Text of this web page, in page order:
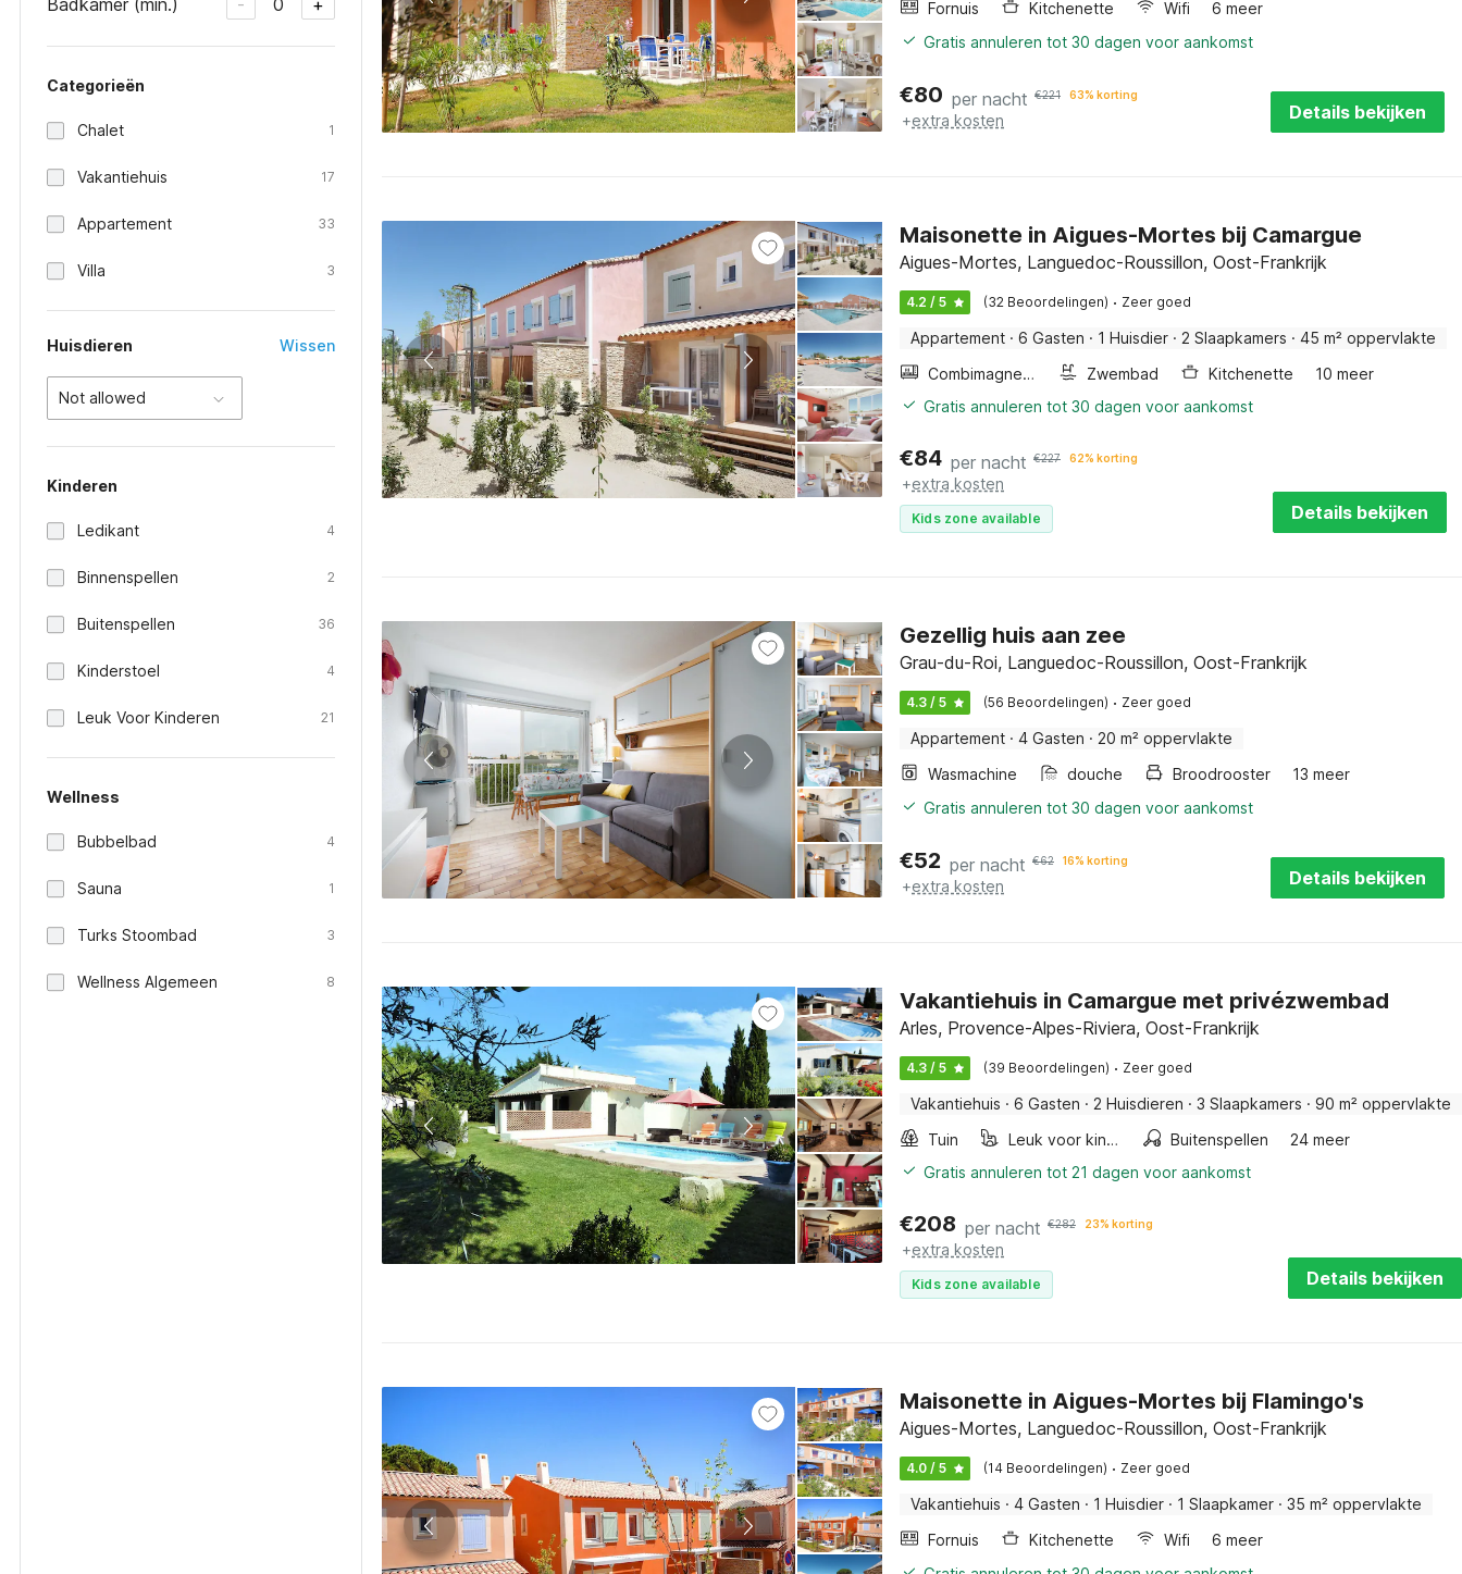
- +
Categorieën
Chalet 1
Vakantiehuis 17
Appartement 33
Villa 3
Huisdieren Wissen
Not allowed
Kinderen
Ledikant 4
Binnenspellen 2
Buitenspellen 36
Kinderstoel 4
Leuk Voor Kinderen 21
Wellness
Bubbelbad 4
Sauna 1
Turks Stoombad 3
Wellness Algemeen 8
Fornuis
Kitchenette Wifi
6 meer
Gratis annuleren tot 30 dagen voor aankomst
€80 per nacht €221 63% korting
+extra kosten Details bekijken
Maisonette in Aigues-Mortes bij Camargue
Aigues-Mortes, Languedoc-Roussillon, Oost-Frankrijk
4.2 / 5 (32 Beoordelingen) · Zeer goed
Appartement · 6 Gasten · 1 Huisdier · 2 Slaapkamers · 45 m² oppervlakte
Combimagnetron
Zwembad Kitchenette
10 meer
Gratis annuleren tot 30 dagen voor aankomst
€84 per nacht €227 62% korting
+extra kosten
Kids zone available Details bekijken
Gezellig huis aan zee
Grau-du-Roi, Languedoc-Roussillon, Oost-Frankrijk
4.3 / 5 (56 Beoordelingen) · Zeer goed
Appartement · 4 Gasten · 20 m² oppervlakte
Wasmachine
douche Broodrooster
13 meer
Gratis annuleren tot 30 dagen voor aankomst
€52 per nacht €62 16% korting
+extra kosten Details bekijken
Vakantiehuis in Camargue met privézwembad
Arles, Provence-Alpes-Riviera, Oost-Frankrijk
4.3 / 5 (39 Beoordelingen) · Zeer goed
Vakantiehuis · 6 Gasten · 2 Huisdieren · 3 Slaapkamers · 90 m² oppervlakte
Tuin
Leuk voor kinderen Buitenspellen
24 meer
Gratis annuleren tot 21 dagen voor aankomst
€208 per nacht €282 23% korting
+extra kosten
Kids zone available Details bekijken
Maisonette in Aigues-Mortes bij Flamingo's
Aigues-Mortes, Languedoc-Roussillon, Oost-Frankrijk
4.0 / 5 (14 Beoordelingen) · Zeer goed
Vakantiehuis · 4 Gasten · 1 Huisdier · 1 Slaapkamer · 35 m² oppervlakte
Fornuis
Kitchenette Wifi
6 meer